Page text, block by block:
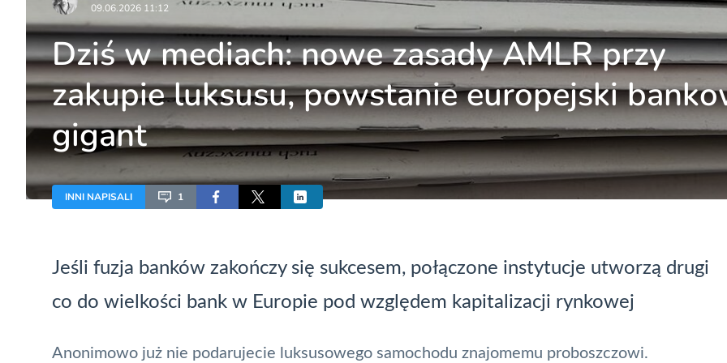
09.06.2026 11:12
Dziś w mediach: nowe zasady AMLR przy
zakupie luksusu, powstanie europejski
gigant
INNI NAPISALI 1
Jeśli fuzja banków zakończy się sukcesem, połączone instytucje utworzą drugi
co do wielkości bank w Europie pod względem kapitalizacji rynkowej
Anonimowo już nie podarujecie luksusowego samochodu znajomemu proboszczowi.